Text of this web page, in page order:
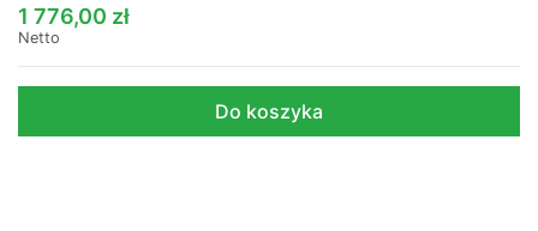
1 776,00 zł
Netto
Do koszyka